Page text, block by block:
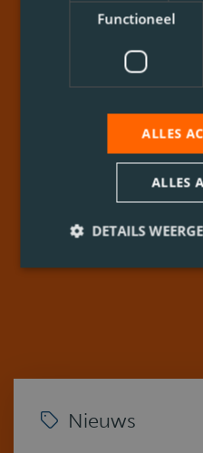
Nieuws
Functioneel
ALLES
ALLES
DETAILS